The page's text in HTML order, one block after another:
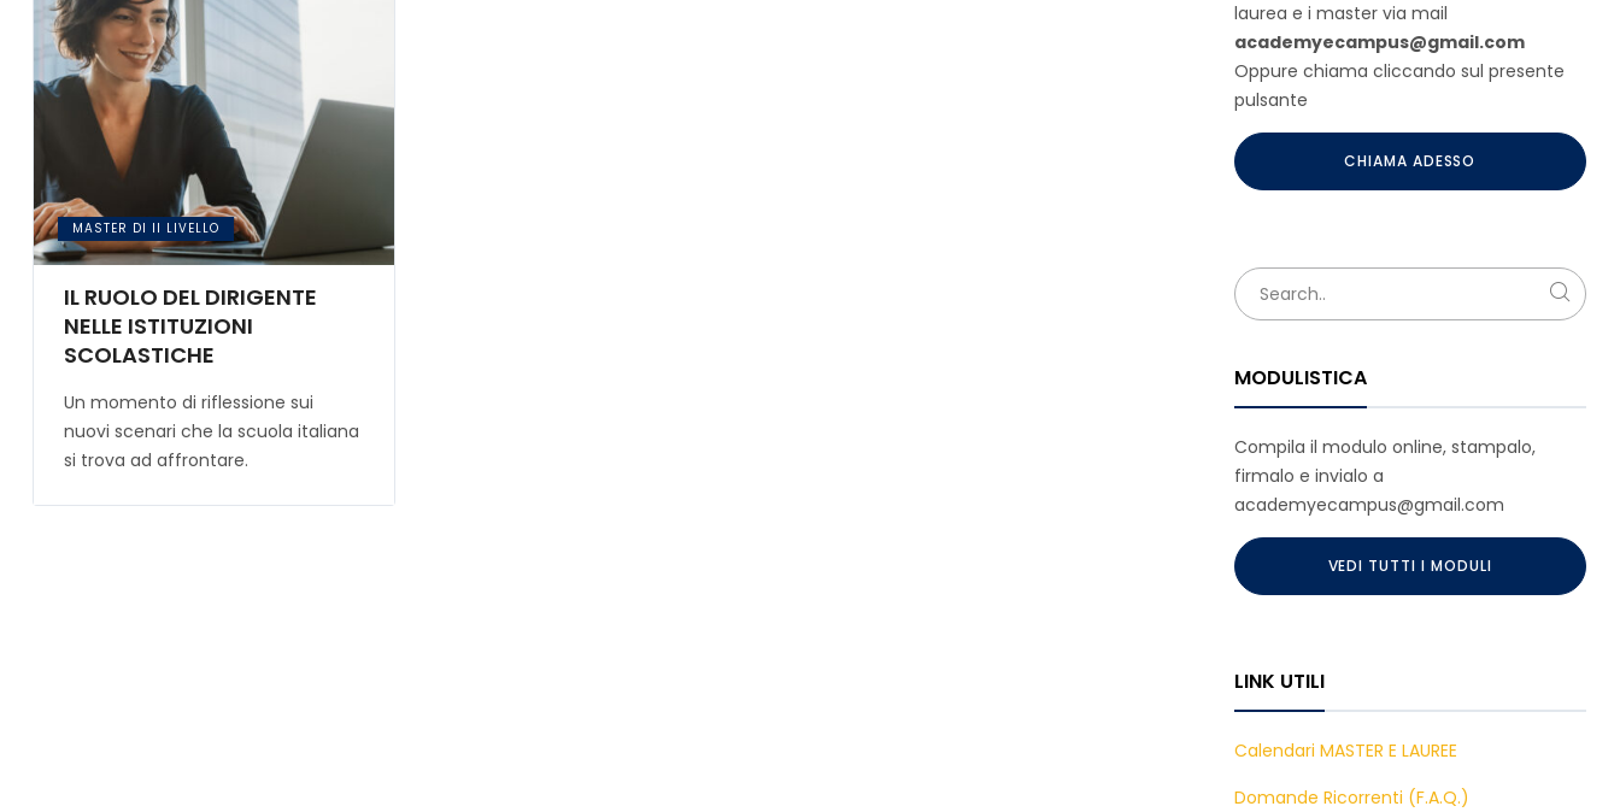
MASTER DI II LIVELLO
IL RUOLO DEL DIRIGENTE
NELLE ISTITUZIONI
SCOLASTICHE
Un momento di riflessione sui
nuovi scenari che la scuola italiana
si trova ad affrontare.
laurea e i master via mail
academyecampus@gmail.com
Oppure chiama cliccando sul presente
pulsante
CHIAMA ADESSO
MODULISTICA
Compila il modulo online, stampalo,
firmalo e invialo a
academyecampus@gmail.com
VEDI TUTTI I MODULI
LINK UTILI
Calendari MASTER E LAUREE
Domande Ricorrenti (F.A.Q.)